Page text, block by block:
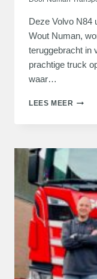
Deze Volvo N84
Wout Numan,
teruggebracht in
prachtige truck
waar…
LEES MEER
KLEUR